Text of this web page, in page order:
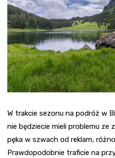
W trakcie sezonu na podróż w
nie będziecie mieli problemu ze
pęka w szwach od reklam,
Prawdopodobnie traficie na